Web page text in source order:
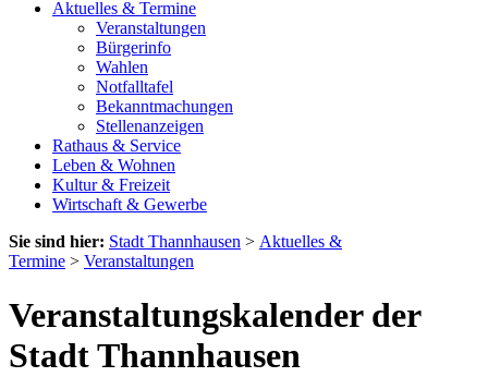
Aktuelles & Termine
Veranstaltungen
Bürgerinfo
Wahlen
Notfalltafel
Bekanntmachungen
Stellenanzeigen
Rathaus & Service
Leben & Wohnen
Kultur & Freizeit
Wirtschaft & Gewerbe
Sie sind hier: Stadt Thannhausen > Aktuelles &
Termine > Veranstaltungen
Veranstaltungskalender der
Stadt Thannhausen